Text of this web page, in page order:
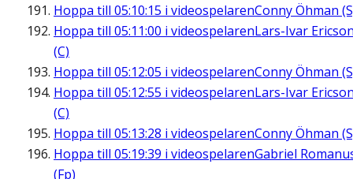
Hoppa till 05:10:15 i videospelarenConny Öhman
Hoppa till 05:11:00 i videospelarenLars-Ivar
(C)
Hoppa till 05:12:05 i videospelarenConny Öhman
Hoppa till 05:12:55 i videospelarenLars-Ivar
(C)
Hoppa till 05:13:28 i videospelarenConny Öhman
Hoppa till 05:19:39 i videospelarenGabriel
(Fp)